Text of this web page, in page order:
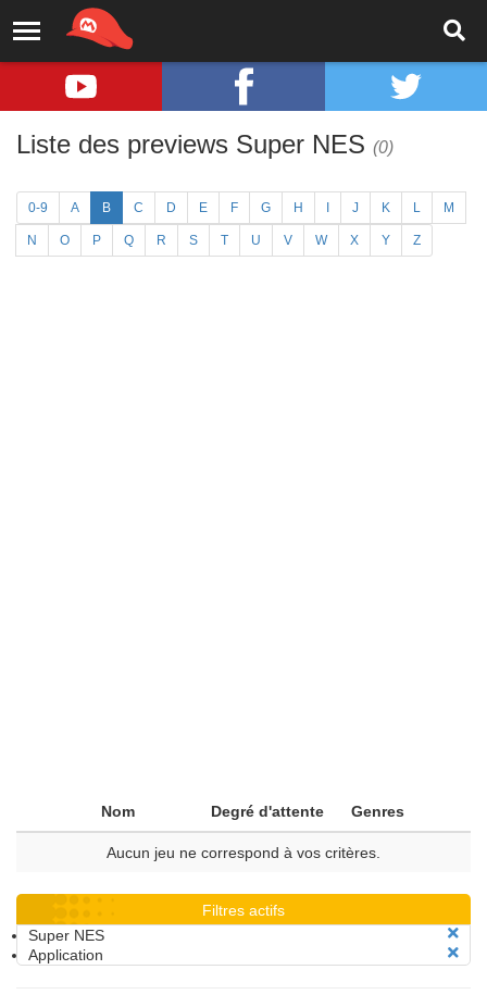
Liste des previews Super NES (0)
0-9 A B C D E F G H J K L M
N O P Q R S T U V W X Y Z
Nom Degré d'attente Genres
Aucun jeu ne correspond à vos critères.
Filtres actifs
Super NES
Application